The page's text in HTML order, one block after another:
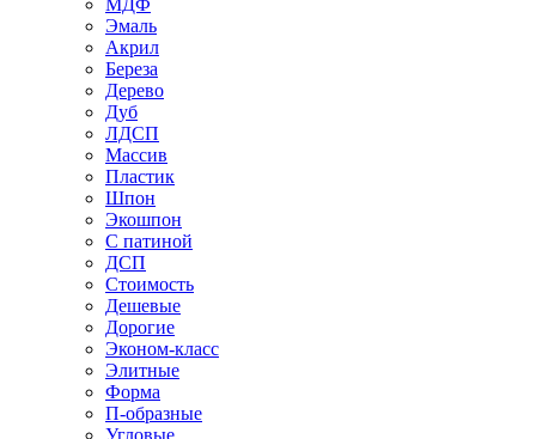
МДФ
Эмаль
Акрил
Береза
Дерево
Дуб
ЛДСП
Массив
Пластик
Шпон
Экошпон
С патиной
ДСП
Стоимость
Дешевые
Дорогие
Эконом-класс
Элитные
Форма
П-образные
Угловые